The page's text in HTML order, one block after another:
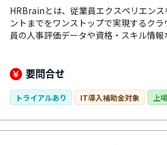
HRBrainとは、従業員エクスペリエン
ントまでをワンストップで実現するク
員の人事評価データや資格・スキル情
で、業務の効率化やデータ分析・活用
操作できるので、誰でも簡単に使える
のカスタマーサクセス担当者がつき、導
ます。タレントマネジメントや人事評
運用できます。料金プランは自社の状況
要問合せ
トライアルあり IT導入補助金対象 上